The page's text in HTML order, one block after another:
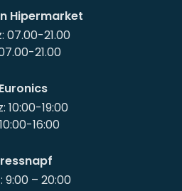
Hipermarket
07.00-21.00
V: 07.00-21.00
Euronics
10:00-19:00
V: 10:00-16:00
9:00 – 20:00